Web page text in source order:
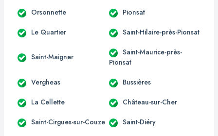
Orsonnette Pionsat
Le Quartier Saint-Hilaire-près-Pionsat
Saint-Maigner
Saint-Maurice-près-
Pionsat
Vergheas Bussières
La Cellette Château-sur-Cher
Saint-Cirgues-sur-Couze Saint-Diéry